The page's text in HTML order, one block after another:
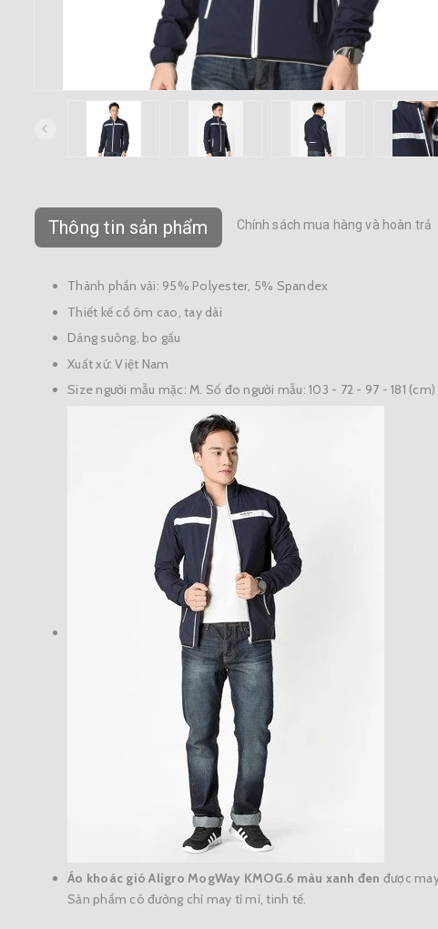
Thông tin sản phẩm Chính sách mua hàng và hoàn trả
Thành phần vải: 95% Polyester, 5% Spandex
Thiết kế cổ ôm cao, tay dài
Dáng suông, bo gấu
Xuất xứ: Việt Nam
Size người mẫu mặc: M. Số đo người mẫu: 103 - 72 - 97 - 181 (cm)
Áo khoác gió Aligro MogWay KMOG.6 màu xanh đen được
Sản phẩm có đường chỉ may tỉ mỉ, tinh tế.